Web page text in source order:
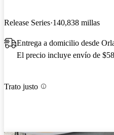
Release Series 140,838 millas
Entrega a domicilio desde
El precio incluye envío de
Trato justo